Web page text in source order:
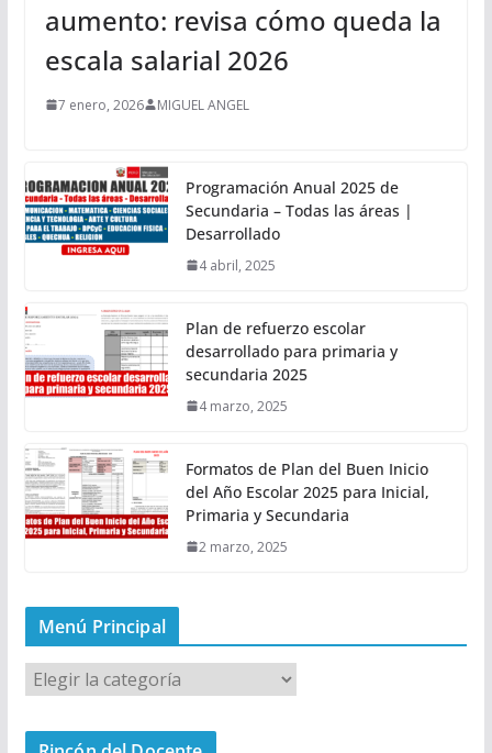
aumento: revisa cómo queda la
escala salarial 2026
7 enero, 2026 MIGUEL ANGEL
Programación Anual 2025 de
Secundaria – Todas las áreas |
Desarrollado
4 abril, 2025
Plan de refuerzo escolar
desarrollado para primaria y
secundaria 2025
4 marzo, 2025
Formatos de Plan del Buen Inicio
del Año Escolar 2025 para Inicial,
Primaria y Secundaria
2 marzo, 2025
Menú Principal
M
e
n